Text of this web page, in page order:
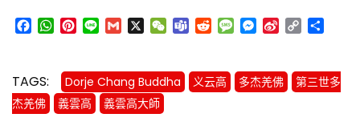
Facebook
WhatsApp
Pinterest
Line Gmail
X WeChat
TeamsRedditMessage
Messenger
Sina Copy
TAGS: Dorje Chang Buddha 义云高 多杰羌佛
第三世多
杰羌佛
義雲高 義雲高大師